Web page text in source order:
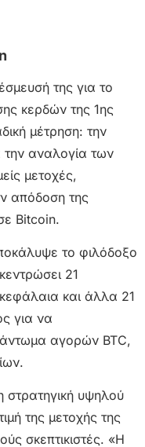
της για το
κερδών της 1ης
μέτρηση: την
αναλογία των
μετοχές,
απόδοση της
Bitcoin.
το φιλόδοξο
21
και άλλα 21
για να
αγορών BTC,
στρατηγική υψηλού
της μετοχής της
σκεπτικιστές. «Η